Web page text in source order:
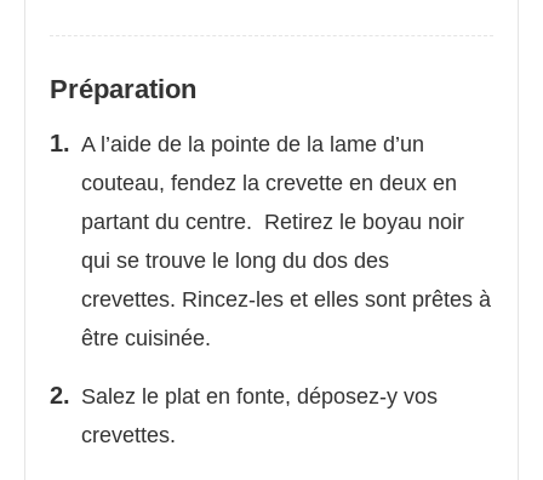
Préparation
A l’aide de la pointe de la lame d’un
couteau, fendez la crevette en deux en
partant du centre. Retirez le boyau noir
qui se trouve le long du dos des
crevettes. Rincez-les et elles sont prêtes à
être cuisinée.
Salez le plat en fonte, déposez-y vos
crevettes.